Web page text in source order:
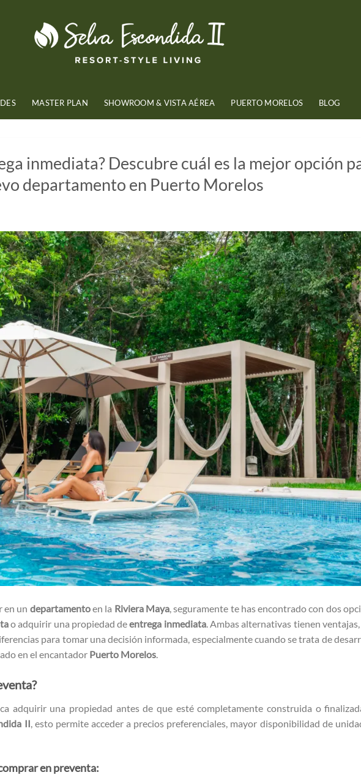
MASTER PLAN SHOWROOM & VISTA AÉREA PUERTO MORELOS BLOG
inmediata? Descubre cuál es la mejor opción
departamento en Puerto Morelos
en un departamentoen la Riviera Maya, seguramente te has encontrado con dos
o adquirir una propiedad deentrega inmediata. Ambas alternativas tienen
para tomar una decisión informada, especialmente cuando se trata de
en el encantador Puerto Morelos.
adquirir una propiedad antes de que esté completamente construida o
II, esto permite acceder a precios preferenciales, mayor disponibilidad de
en preventa: